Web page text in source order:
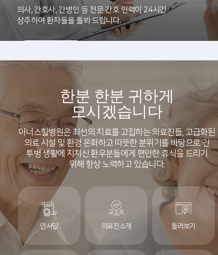
의사, 간호사, 간병인 등 전문 간호 인력이 24시간
상주하여 환자들을 돌봐 드립니다.
한분 한분 귀하게
모시겠습니다
아너스힐병원은 최선의 치료를 고집하는 의료진들, 고급화된
의료 시설 및 환경 온화하고 따뜻한 분위기를 바탕으로 긴
투병 생활에 지치신 환우분들에게 편안한 휴식을 드리기
위해 항상 노력하고 있습니다.
인사말 의료진소개 둘러보기